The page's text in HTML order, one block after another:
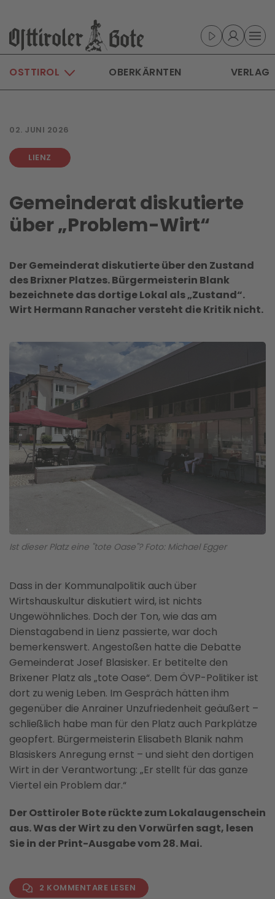
Skip to main content
OSTTIROL OBERKÄRNTEN VERLAG
02. JUNI 2026
LIENZ
Gemeinderat diskutierte
über „Problem-Wirt“
Der Gemeinderat diskutierte über den Zustand
des Brixner Platzes. Bürgermeisterin Blank
bezeichnete das dortige Lokal als „Zustand“.
Wirt Hermann Ranacher versteht die Kritik nicht.
Ist dieser Platz eine "tote Oase"? Foto: Michael Egger
Dass in der Kommunalpolitik auch über
Wirtshauskultur diskutiert wird, ist nichts
Ungewöhnliches. Doch der Ton, wie das am
Dienstagabend in Lienz passierte, war doch
bemerkenswert. Angestoßen hatte die Debatte
Gemeinderat Josef Blasisker. Er betitelte den
Brixener Platz als „tote Oase“. Dem ÖVP-Politiker ist
dort zu wenig Leben. Im Gespräch hätten ihm
gegenüber die Anrainer Unzufriedenheit geäußert –
schließlich habe man für den Platz auch Parkplätze
geopfert. Bürgermeisterin Elisabeth Blanik nahm
Blasiskers Anregung ernst – und sieht den dortigen
Wirt in der Verantwortung: „Er stellt für das ganze
Viertel ein Problem dar.“
Der Osttiroler Bote rückte zum Lokalaugenschein
aus. Was der Wirt zu den Vorwürfen sagt, lesen
Sie in der Print-Ausgabe vom 28. Mai.
2 KOMMENTARE LESEN